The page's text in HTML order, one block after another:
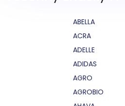
ABELLA
ACRA
ADELLE
ADIDAS
AGRO
AGROBIO